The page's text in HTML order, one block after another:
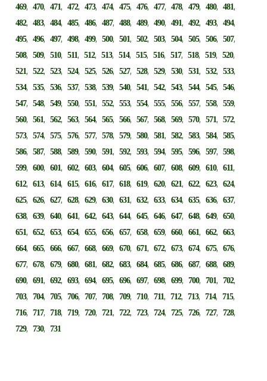
469,470,471,472,473,474,475,476,477,478,479,480,481,
482,483,484,485,486,487,488,489,490,491,492,493,494,
495,496,497,498,499,500,501,502,503,504,505,506,507,
508,509,510,511,512,513,514,515,516,517,518,519,520,
521,522,523,524,525,526,527,528,529,530,531,532,533,
534,535,536,537,538,539,540,541,542,543,544,545,546,
547,548,549,550,551,552,553,554,555,556,557,558,559,
560,561,562,563,564,565,566,567,568,569,570,571,572,
573,574,575,576,577,578,579,580,581,582,583,584,585,
586,587,588,589,590,591,592,593,594,595,596,597,598,
599,600,601,602,603,604,605,606,607,608,609,610,611,
612,613,614,615,616,617,618,619,620,621,622,623,624,
625,626,627,628,629,630,631,632,633,634,635,636,637,
638,639,640,641,642,643,644,645,646,647,648,649,650,
651,652,653,654,655,656,657,658,659,660,661,662,663,
664,665,666,667,668,669,670,671,672,673,674,675,676,
677,678,679,680,681,682,683,684,685,686,687,688,689,
690,691,692,693,694,695,696,697,698,699,700,701,702,
703,704,705,706,707,708,709,710,711,712,713,714,715,
716,717,718,719,720,721,722,723,724,725,726,727,728,
729,730,731